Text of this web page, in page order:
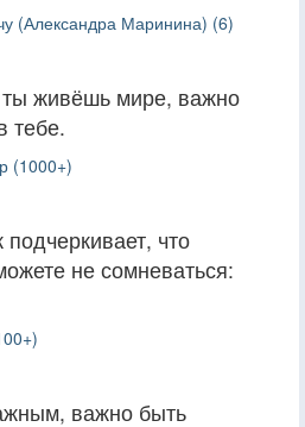
(Александра Маринина) (6)
живёшь мире, важно
тебе.
(1000+)
что
не сомневаться:
важно быть